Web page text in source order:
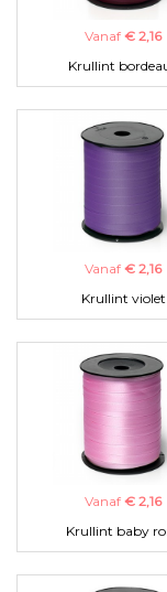
Vanaf € 2,16
Krullint
Vanaf € 2,16
Krullint violet
Vanaf € 2,16
Krullint baby